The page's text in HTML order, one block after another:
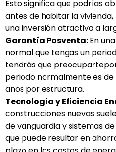
Esto significa que podrías
antes de habitar la
una inversión atractiva a
Garantía Posventa:En
normal que tengas un
tendrás que
periodo normalmente es de
años por estructura.
Tecnología y Eficiencia
construcciones nuevas
de vanguardia y sistemas
que puede resultar en